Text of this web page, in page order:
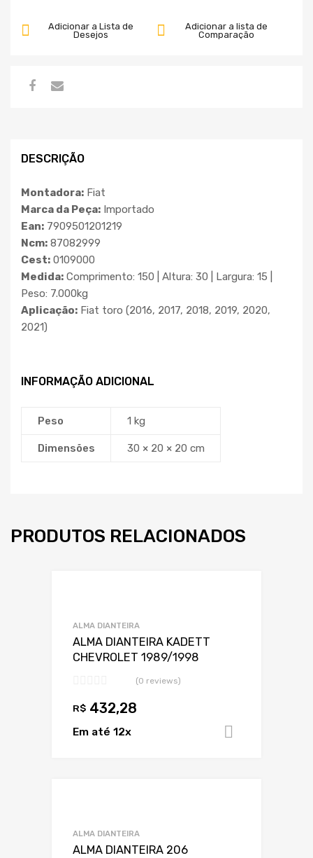
Adicionar a lista de
Comparação
Adicionar a Lista de
Desejos
DESCRIÇÃO
Montadora: Fiat
Marca da Peça: Importado
Ean: 7909501201219
Ncm: 87082999
Cest: 0109000
Medida: Comprimento: 150 | Altura: 30 | Largura: 15 |
Peso: 7.000kg
Aplicação: Fiat toro (2016, 2017, 2018, 2019, 2020,
2021)
INFORMAÇÃO ADICIONAL
Peso 1 kg
Dimensões 30 × 20 × 20 cm
PRODUTOS RELACIONADOS
ALMA DIANTEIRA
ALMA DIANTEIRA KADETT
CHEVROLET 1989/1998
(0 reviews)
R$ 432,28
Em até 12x
ALMA DIANTEIRA
ALMA DIANTEIRA 206